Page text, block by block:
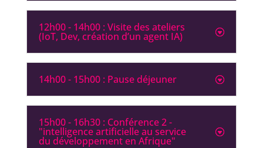
12h00 - 14h00 : Visite des ateliers
(IoT, Dev, création d’un agent IA)
14h00 - 15h00 : Pause déjeuner
15h00 - 16h30 : Conférence 2 -
"intelligence artificielle au service
du développement en Afrique"